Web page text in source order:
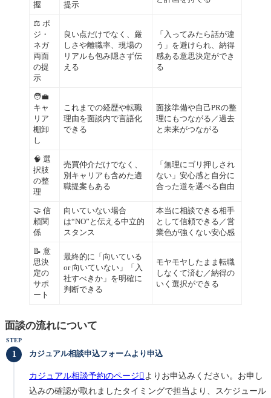
握
提示
⚖ ポ
ジ・
ネガ
両面
の提
示
良い点だけでなく、厳
しさや離職率、現場の
リアルも包み隠さず伝
える
「入ってみたら話が違
う」を避けられ、納得
感ある意思決定ができ
る
🧑‍💼
キャ
リア
棚卸
し
これまでの経歴や転職
理由を面談内で言語化
できる
面接準備や自己PRの整
理にもつながる／過去
と未来がつながる
🧠 選
択肢
の整
理
売買仲介だけでなく、
別キャリアも含めた適
職提案もある
「無理にゴリ押しされ
ない」安心感と自分に
合った道を選べる自由
🤝 信
頼関
係
向いていない場合
は“NO”と伝える中立的
スタンス
本当に相談できる相手
として信頼できる／営
業色が強くない安心感
📝 意
思決
定の
サポ
ート
最終的に「向いている
or 向いていない」「入
社すべきか」を明確に
判断できる
モヤモヤしたまま転職
しなくて済む／納得の
いく選択ができる
面談の流れについて
STEP
カジュアル相談申込フォームより申込
カジュアル相談予約のページ
よりお申込みください。お申し
込みの確認が取れましたタイミングで担当より、スケジュール